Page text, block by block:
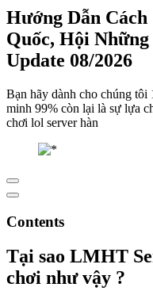
Hướng Dẫn
Quốc, Hội
Update 08/2026
Bạn hãy dành cho chúng
minh 99% còn lại là sự lựa
chơi lol server hàn
Contents
Tại sao LMHT
chơi như vậy ?